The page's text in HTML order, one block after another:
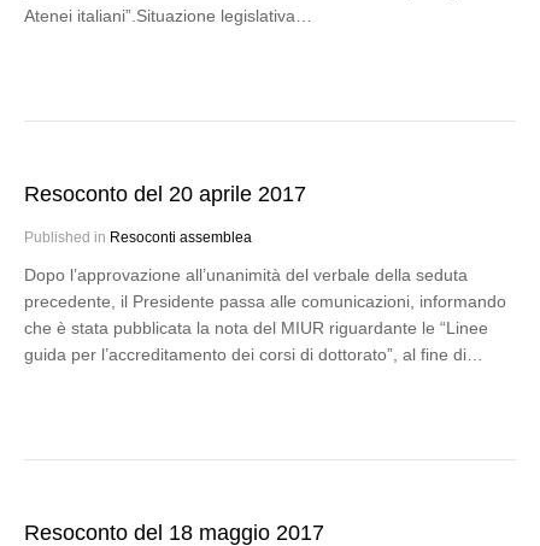
Atenei italiani”.Situazione legislativa…
Resoconto del 20 aprile 2017
Published in Resoconti assemblea
Dopo l’approvazione all’unanimità del verbale della seduta
precedente, il Presidente passa alle comunicazioni, informando
che è stata pubblicata la nota del MIUR riguardante le “Linee
guida per l’accreditamento dei corsi di dottorato”, al fine di…
Resoconto del 18 maggio 2017